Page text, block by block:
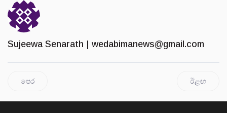
Sujeewa Senarath | wedabimanews@gmail.com
පෙර ඊළඟ